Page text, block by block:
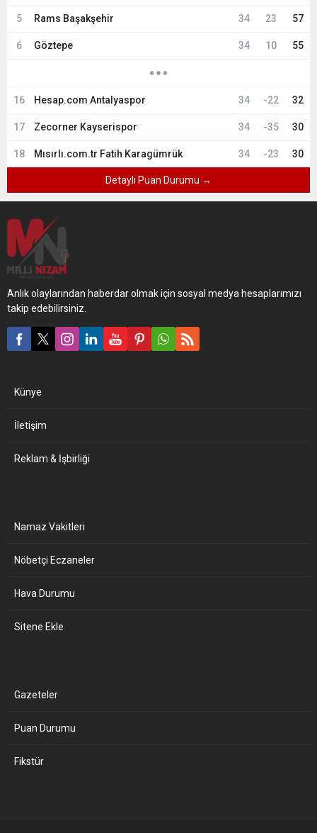
5 Rams Başakşehir 34 23 57
6 Göztepe 34 10 55
16 Hesap.com Antalyaspor 34 -22 32
17 Zecorner Kayserispor 34 -35 30
18 Mısırlı.com.tr Fatih Karagümrük 34 -23 30
Detaylı Puan Durumu →
Anlık olaylarından haberdar olmak için sosyal medya hesaplarımızı
takip edebilirsiniz.
Künye
İletişim
Reklam & İşbirliği
Namaz Vakitleri
Nöbetçi Eczaneler
Hava Durumu
Sitene Ekle
Gazeteler
Puan Durumu
Fikstür